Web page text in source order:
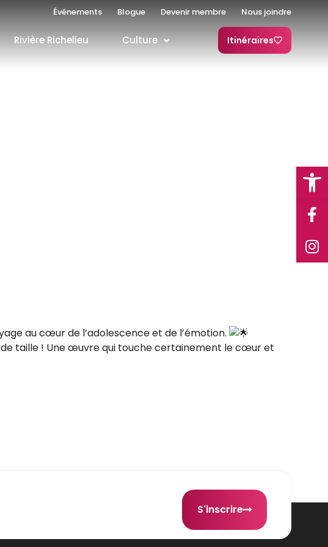
Événements Blogue Devenir membre Nous joindre
Rivière Richelieu Culture Itinéraires
au cœur de l’adolescence et de l’émotion.
de taille ! Une œuvre qui touche certainement le cœur et
S'inscrire